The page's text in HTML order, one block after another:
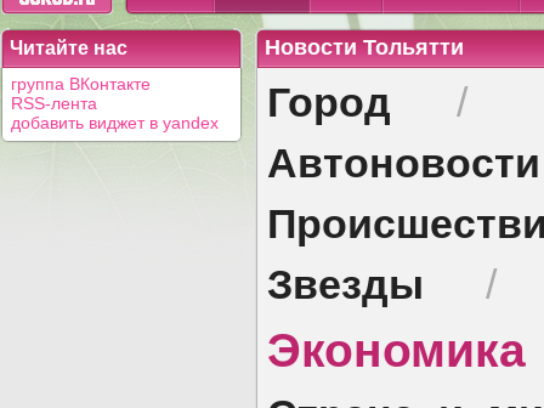
Читайте нас
группа ВКонтакте
RSS-лента
добавить виджет в yandex
Новости Тольятти
Город /
Автоновости
Звезды